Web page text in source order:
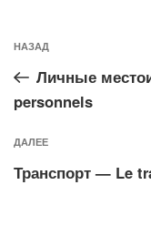
Предыдущая
запись:
НАЗАД
Личные
personnels
Следующая
запись
ДАЛЕЕ
Транспорт — Le